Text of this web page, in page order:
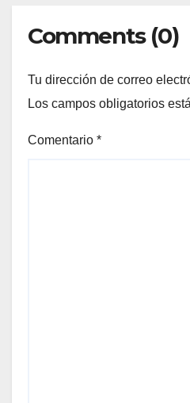
Comments (0)
Tu dirección de correo
Los campos obligatorios
Comentario *